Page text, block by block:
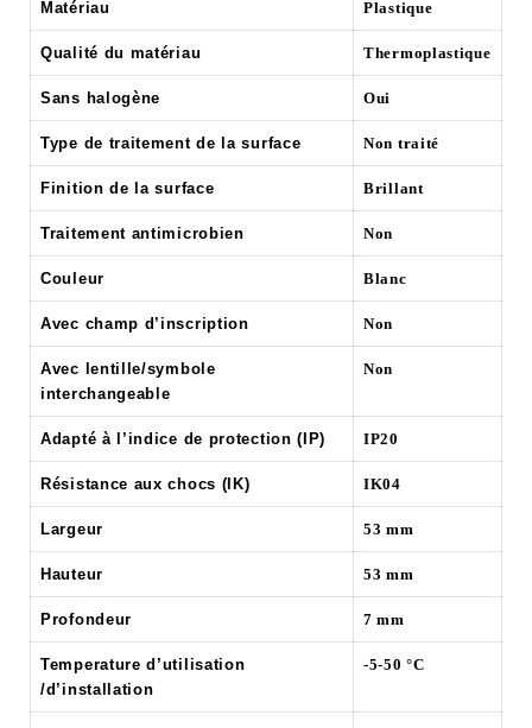
Matériau Plastique
Qualité du matériau Thermoplastique
Sans halogène Oui
Type de traitement de la surface Non traité
Finition de la surface Brillant
Traitement antimicrobien Non
Couleur Blanc
Avec champ d’inscription Non
Avec lentille/symbole
interchangeable
Non
Adapté à l’indice de protection (IP) IP20
Résistance aux chocs (IK) IK04
Largeur 53 mm
Hauteur 53 mm
Profondeur 7 mm
Temperature d’utilisation
/d’installation
-5-50 °C